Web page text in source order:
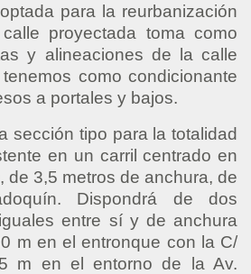
para la reurbanización
proyectada toma como
y alineaciones de la calle
como condicionante
a portales y bajos.
sección tipo para la totalidad
en un carril centrado en
de 3,5 metros de anchura, de
Dispondrá de dos
entre sí y de anchura
m en el entronque con la C/
m en el entorno de la Av.